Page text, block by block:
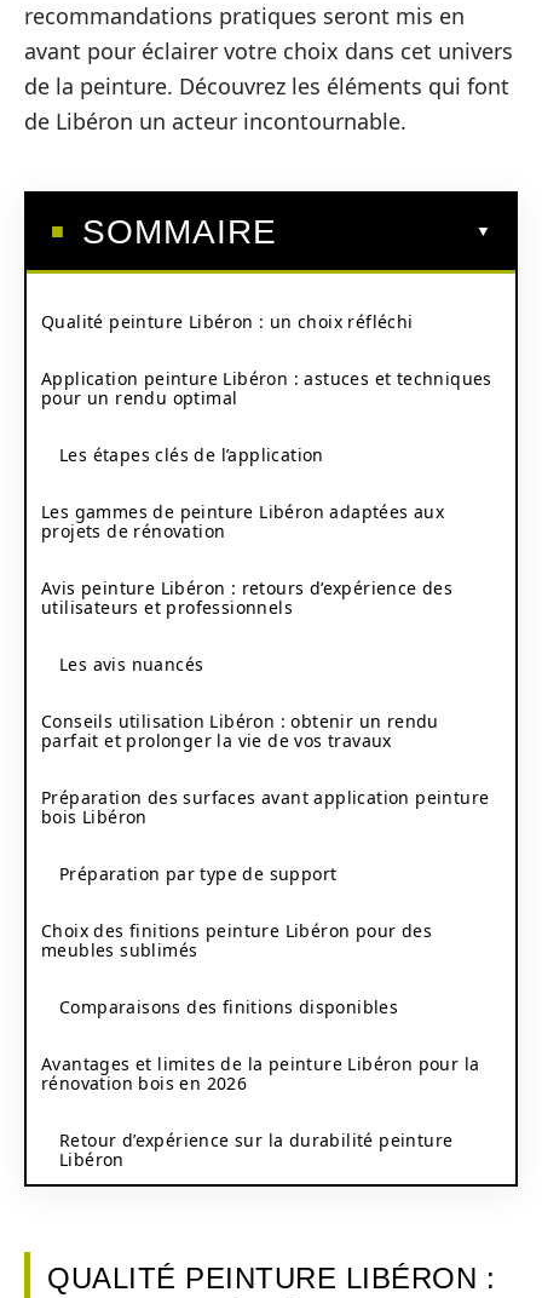
recommandations pratiques seront mis en
avant pour éclairer votre choix dans cet univers
de la peinture. Découvrez les éléments qui font
de Libéron un acteur incontournable.
SOMMAIRE
Qualité peinture Libéron : un choix réfléchi
Application peinture Libéron : astuces et techniques
pour un rendu optimal
Les étapes clés de l’application
Les gammes de peinture Libéron adaptées aux
projets de rénovation
Avis peinture Libéron : retours d’expérience des
utilisateurs et professionnels
Les avis nuancés
Conseils utilisation Libéron : obtenir un rendu
parfait et prolonger la vie de vos travaux
Préparation des surfaces avant application peinture
bois Libéron
Préparation par type de support
Choix des finitions peinture Libéron pour des
meubles sublimés
Comparaisons des finitions disponibles
Avantages et limites de la peinture Libéron pour la
rénovation bois en 2026
Retour d’expérience sur la durabilité peinture
Libéron
QUALITÉ PEINTURE LIBÉRON :